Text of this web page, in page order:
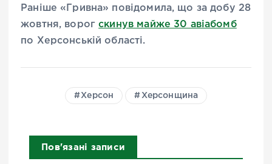
Раніше «Гривна» повідомила, що за добу 28
жовтня, ворогскинув майже 30 авіабомб
по Херсонській області.
Херсон Херсонщина
Пов'язані записи